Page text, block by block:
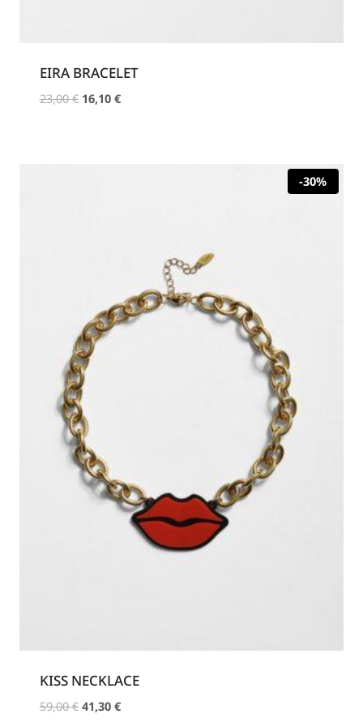
EIRA BRACELET
23,00€ Original
16,10 €Η
-30%
KISS NECKLACE
59,00€ Original
41,30 €Η